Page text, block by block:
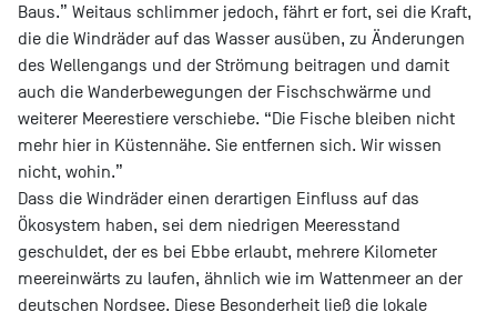
Baus.” Weitaus schlimmer jedoch, fährt er fort, sei die Kraft,
die die Windräder auf das Wasser ausüben, zu Änderungen
des Wellengangs und der Strömung beitragen und damit
auch die Wanderbewegungen der Fischschwärme und
weiterer Meerestiere verschiebe. “Die Fische bleiben nicht
mehr hier in Küstennähe. Sie entfernen sich. Wir wissen
nicht, wohin.”
Dass die Windräder einen derartigen Einfluss auf das
Ökosystem haben, sei dem niedrigen Meeresstand
geschuldet, der es bei Ebbe erlaubt, mehrere Kilometer
meereinwärts zu laufen, ähnlich wie im Wattenmeer an der
deutschen Nordsee. Diese Besonderheit ließ die lokale